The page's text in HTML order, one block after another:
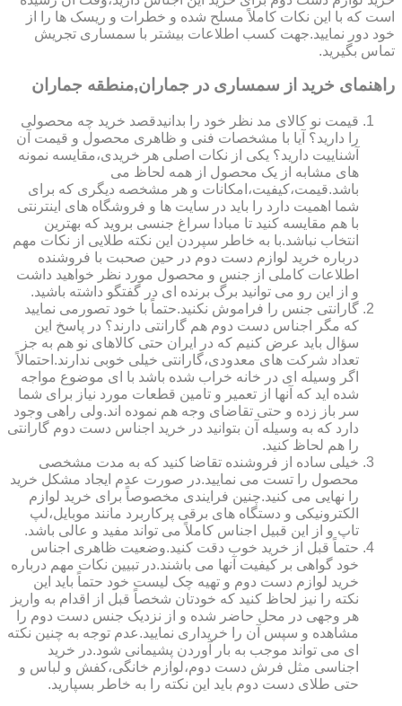
است که با این نکات کاملاً مسلح شده و خطرات و ریسک ها را از
خود دور نمایید.جهت کسب اطلاعات بیشتر با سمساری تجریش
تماس بگیرید.
راهنمای خرید از سمساری در جماران,منطقه جماران
قیمت نو کالای مد نظر خود را بدانیدقصد خرید چه محصولی
را دارید؟ آیا با مشخصات فنی و ظاهری محصول و قیمت آن
آشناییت دارید؟ یکی از نکات اصلی هر خریدی،مقایسه نمونه
های مشابه از یک محصول از همه لحاظ می
باشد.قیمت،کیفیت،امکانات و هر مشخصه دیگری که برای
شما اهمیت دارد را باید در سایت ها و فروشگاه های اینترنتی
با هم مقایسه کنید تا مبادا سراغ جنسی بروید که بهترین
انتخاب نباشد.با به خاطر سپردن این نکته طلایی از نکات مهم
درباره خرید لوازم دست دوم در حین صحبت با فروشنده
اطلاعات کاملی از جنس و محصول مورد نظر خواهید داشت
و از این رو می توانید برگ برنده ای در گفتگو داشته باشید.
گارانتی جنس را فراموش نکنید.حتماً با خود تصورمی نمایید
که مگر اجناس دست دوم هم گارانتی دارند؟ در پاسخ این
سؤال باید عرض کنیم که در ایران حتی کالاهای نو هم به جز
تعداد شرکت های معدودی،گارانتی خیلی خوبی ندارند.احتمالاً
اگر وسیله ای در خانه خراب شده باشد با ای موضوع مواجه
شده اید که آنها از تعمیر و تامین قطعات مورد نیاز برای شما
سر باز زده و حتی تقاضای وجه هم نموده اند.ولی راهی وجود
دارد که به وسیله آن بتوانید در خرید اجناس دست دوم گارانتی
را هم لحاظ کنید.
خیلی ساده از فروشنده تقاضا کنید که به مدت مشخصی
محصول را تست می نمایید.در صورت عدم ایجاد مشکل خرید
را نهایی می کنید.چنین فرایندی مخصوصاً برای خرید لوازم
الکترونیکی و دستگاه های برقی پرکاربرد مانند موبایل،لپ
تاپ و از این قبیل اجناس کاملاً می تواند مفید و عالی باشد.
حتماً قبل از خرید خوب دقت کنید.وضعیت ظاهری اجناس
خود گواهی بر کیفیت آنها می باشند.در تبیین نکات مهم درباره
خرید لوازم دست دوم و تهیه چک لیست خود حتماً باید این
نکته را نیز لحاظ کنید که خودتان شخصاً قبل از اقدام به واریز
هر وجهی در محل حاضر شده و از نزدیک جنس دست دوم را
مشاهده و سپس آن را خریداری نمایید.عدم توجه به چنین نکته
ای می تواند موجب به بار آوردن پشیمانی شود.در خرید
اجناسی مثل فرش دست دوم،لوازم خانگی،کفش و لباس و
حتی طلای دست دوم باید این نکته را به خاطر بسپارید.